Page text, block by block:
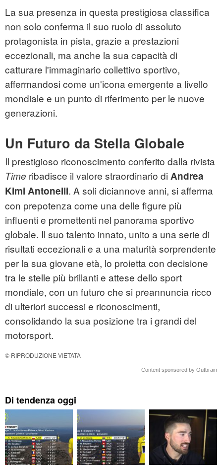
La sua presenza in questa prestigiosa classifica
non solo conferma il suo ruolo di assoluto
protagonista in pista, grazie a prestazioni
eccezionali, ma anche la sua capacità di
catturare l'immaginario collettivo sportivo,
affermandosi come un'icona emergente a livello
mondiale e un punto di riferimento per le nuove
generazioni.
Un Futuro da Stella Globale
Il prestigioso riconoscimento conferito dalla rivista
Time ribadisce il valore straordinario di Andrea
Kimi Antonelli. A soli diciannove anni, si afferma
con prepotenza come una delle figure più
influenti e promettenti nel panorama sportivo
globale. Il suo talento innato, unito a una serie di
risultati eccezionali e a una maturità sorprendente
per la sua giovane età, lo proietta con decisione
tra le stelle più brillanti e attese dello sport
mondiale, con un futuro che si preannuncia ricco
di ulteriori successi e riconoscimenti,
consolidando la sua posizione tra i grandi del
motorsport.
© RIPRODUZIONE VIETATA
Content sponsored by Outbrain
Di tendenza oggi